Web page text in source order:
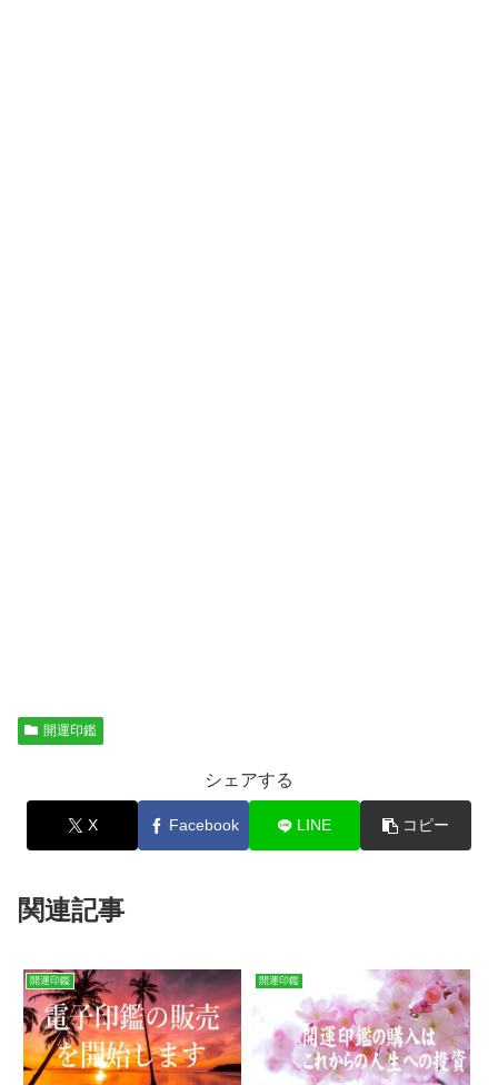
開運印鑑
シェアする
X Facebook LINE コピー
関連記事
開運印鑑 開運印鑑